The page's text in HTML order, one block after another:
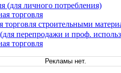
(для личного потребления)
торговля
торговля строительными
перепродажи и проф.
торговля
Рекламы нет.